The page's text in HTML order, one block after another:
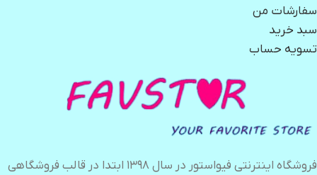
سفارشات من
سبد خرید
تسویه حساب
فروشگاه اینترنتی فیواستور در سال ۱۳۹۸ ابتدا در قالب فروشگاهی